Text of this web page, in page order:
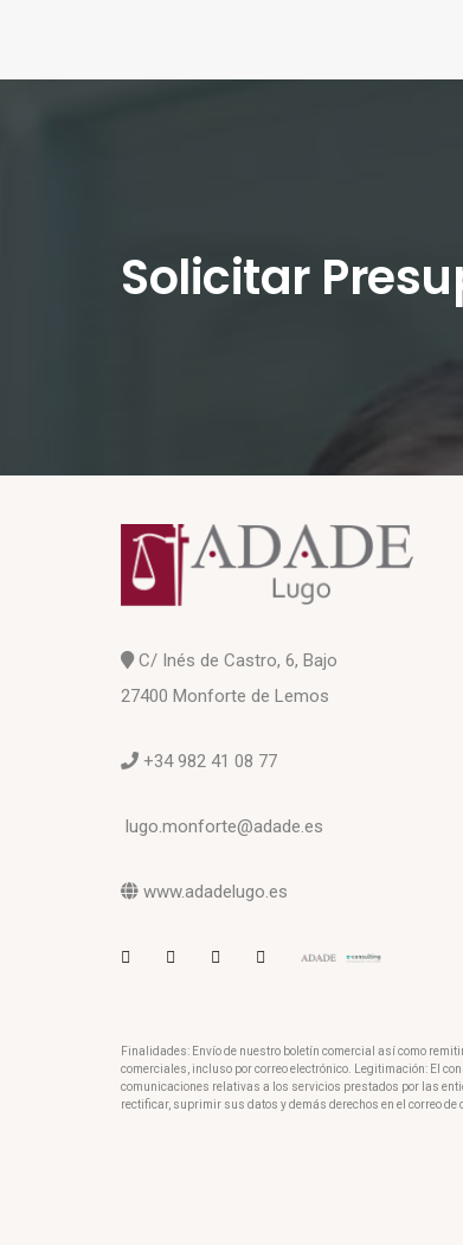
Solicitar
C/ Inés de Castro, 6, Bajo
27400 Monforte de Lemos
+34 982 41 08 77
lugo.monforte@adade.es
www.adadelugo.es
Finalidades: Envío de nuestro boletín comercial así como
comerciales, incluso por correo electrónico. Legitimación: El
comunicaciones relativas a los servicios prestados por las
rectificar, suprimir sus datos y demás derechos en el correo